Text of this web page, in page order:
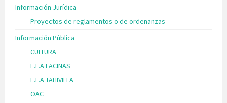
Información Jurídica
Proyectos de reglamentos o de ordenanzas
Información Pública
CULTURA
E.L.A FACINAS
E.L.A TAHIVILLA
OAC